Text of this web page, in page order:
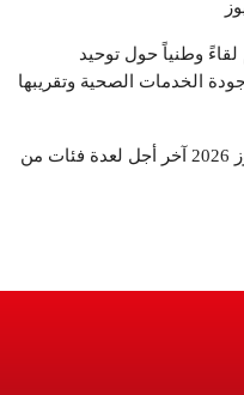
لقاءً وطنياً حول توحيد
الخدمات الصحية وتقريبها
الإقرارات والأداءات الضريبية.. 31 يوليوز 2026 آخر أجل لعدة فئات من